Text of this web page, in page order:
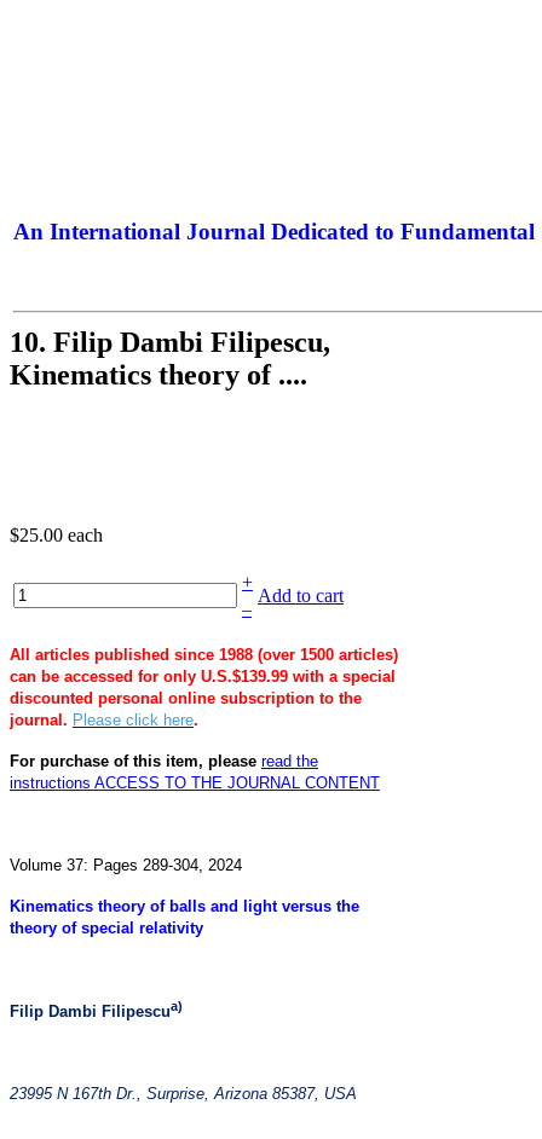
An International Journal Dedicated to Fundamental
10. Filip Dambi Filipescu,
Kinematics theory of ....
$25.00 each
+
Add to cart
–
All articles published since 1988 (over 1500 articles)
can be accessed for only U.S.$139.99 with a special
discounted personal online subscription to the
journal. Please click here.
For purchase of this item, please read the
instructions ACCESS TO THE JOURNAL CONTENT
Volume 37: Pages 289-304, 2024
Kinematics theory of balls and light versus the
theory of special relativity
Filip Dambi Filipescua)
23995 N 167th Dr., Surprise, Arizona 85387, USA